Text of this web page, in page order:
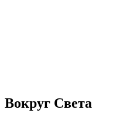
Вокруг Света